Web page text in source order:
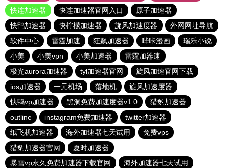
快连加速器
快连加速器官网入口
原子加速器
快鸭加速器
快柠檬加速器 旋风加速度器
外网网址导航
软件中心
雷霆加速 狂飙加速器 哔咔漫画
瑞乐小说
小美
小美vpn 小美加速器
雷霆加器速
极光aurora加速器
tyl加速器官网
旋风加速官网下载
ios加速器
一元机场 落地机
旋风加速度器
快鸭vp加速器
黑洞免费加速度器v1.0
猎豹加速器
outline
instagram免费加速器
twitter加速器
纸飞机加速器
海外加速器七天试用
免费vps
猎豹加速器官网
夏时加速器
暴雪vp永久免费加速器下载官网
海外加速器七天试用